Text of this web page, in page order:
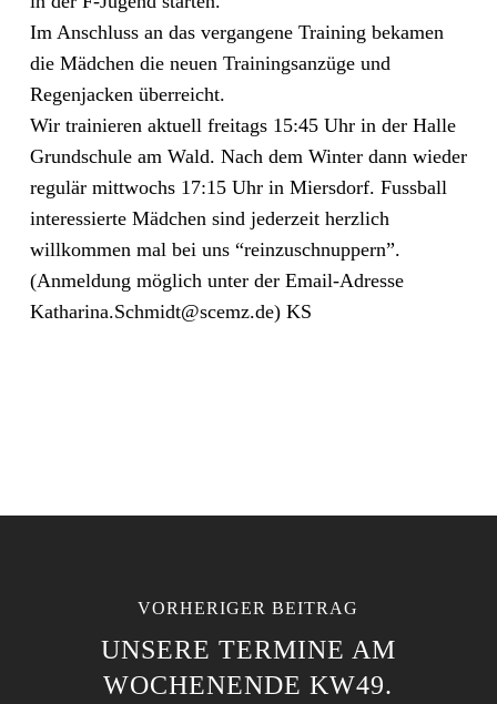
Im Anschluss an das vergangene Training bekamen
die Mädchen die neuen Trainingsanzüge und
Regenjacken überreicht.
Wir trainieren aktuell freitags 15:45 Uhr in der Halle
Grundschule am Wald. Nach dem Winter dann wieder
regulär mittwochs 17:15 Uhr in Miersdorf. Fussball
interessierte Mädchen sind jederzeit herzlich
willkommen mal bei uns “reinzuschnuppern”.
(Anmeldung möglich unter der Email-Adresse
Katharina.Schmidt@scemz.de) KS
VORHERIGER BEITRAG
UNSERE TERMINE AM
WOCHENENDE KW49.